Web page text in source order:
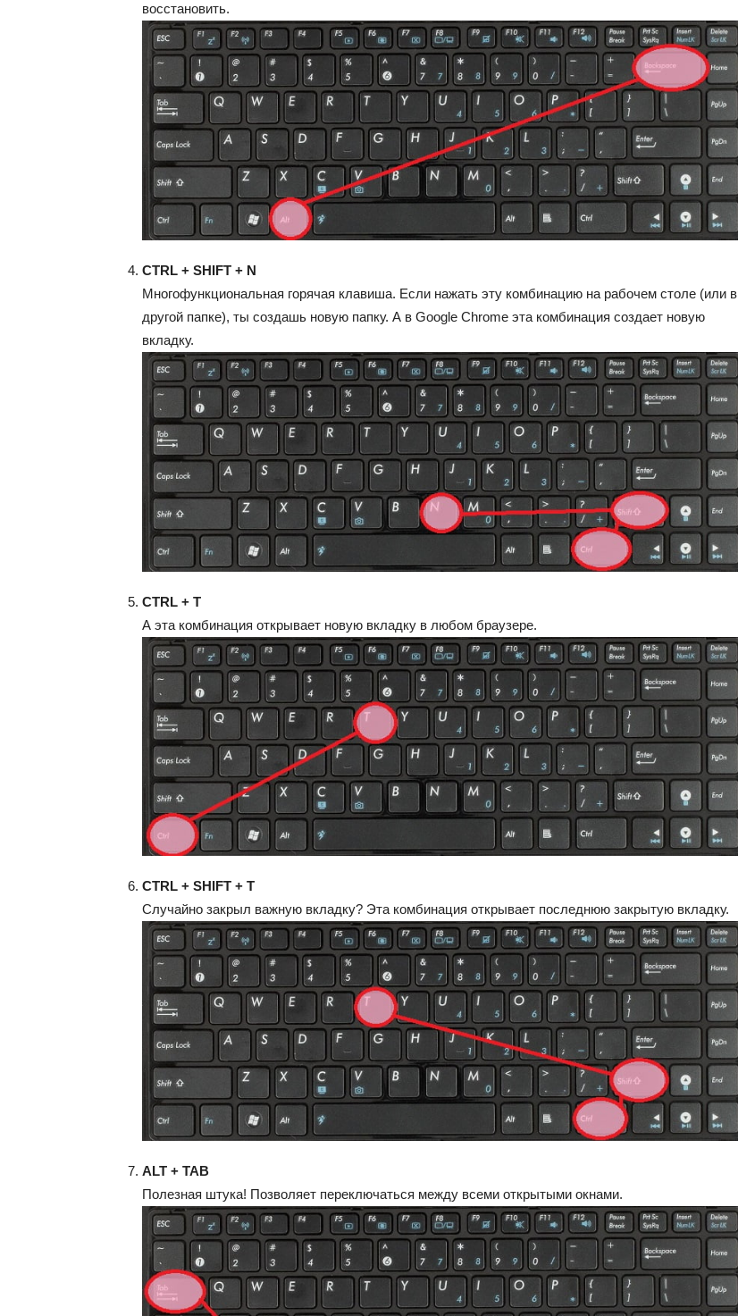
восстановить.
CTRL + SHIFT + N
Многофункциональная горячая клавиша. Если нажать эту комбинацию на рабочем столе (или в
другой папке), ты создашь новую папку. А в Google Chrome эта комбинация создает новую
вкладку.
CTRL + T
А эта комбинация открывает новую вкладку в любом браузере.
CTRL + SHIFT + T
Случайно закрыл важную вкладку? Эта комбинация открывает последнюю закрытую вкладку.
ALT + TAB
Полезная штука! Позволяет переключаться между всеми открытыми окнами.